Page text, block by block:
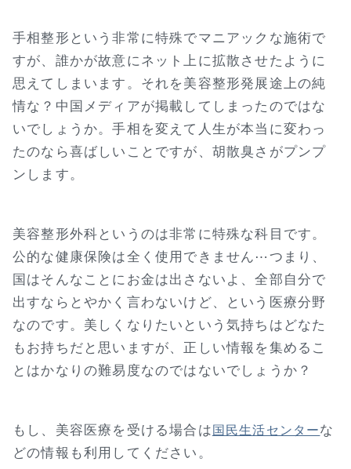
手相整形という非常に特殊でマニアックな施術で
すが、誰かが故意にネット上に拡散させたように
思えてしまいます。それを美容整形発展途上の純
情な？中国メディアが掲載してしまったのではな
いでしょうか。手相を変えて人生が本当に変わっ
たのなら喜ばしいことですが、胡散臭さがプンプ
ンします。
美容整形外科というのは非常に特殊な科目です。
公的な健康保険は全く使用できません⋯つまり、
国はそんなことにお金は出さないよ、全部自分で
出すならとやかく言わないけど、という医療分野
なのです。美しくなりたいという気持ちはどなた
もお持ちだと思いますが、正しい情報を集めるこ
とはかなりの難易度なのではないでしょうか？
もし、美容医療を受ける場合は国民生活センターな
どの情報も利用してください。